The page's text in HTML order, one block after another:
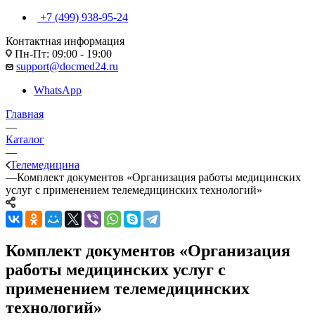
+7 (499) 938-95-24
Контактная информация
Пн-Пт: 09:00 - 19:00
support@docmed24.ru
WhatsApp
Главная
—
Каталог
—
Телемедицина
—Комплект документов «Организация работы медицинских
услуг с применением телемедицинских технологий»
Комплект документов «Организация
работы медицинских услуг с
применением телемедицинских
технологий»